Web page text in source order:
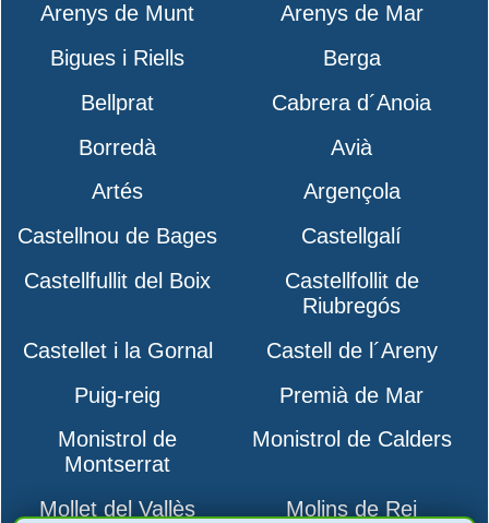
Arenys de Munt
Arenys de Mar
Bigues i Riells
Berga
Bellprat
Cabrera d´Anoia
Borredà
Avià
Artés
Argençola
Castellnou de Bages
Castellgalí
Castellfullit del Boix
Castellfollit de
Riubregós
Castellet i la Gornal
Castell de l´Areny
Puig-reig
Premià de Mar
Monistrol de
Montserrat
Monistrol de Calders
Mollet del Vallès Molins de Rei